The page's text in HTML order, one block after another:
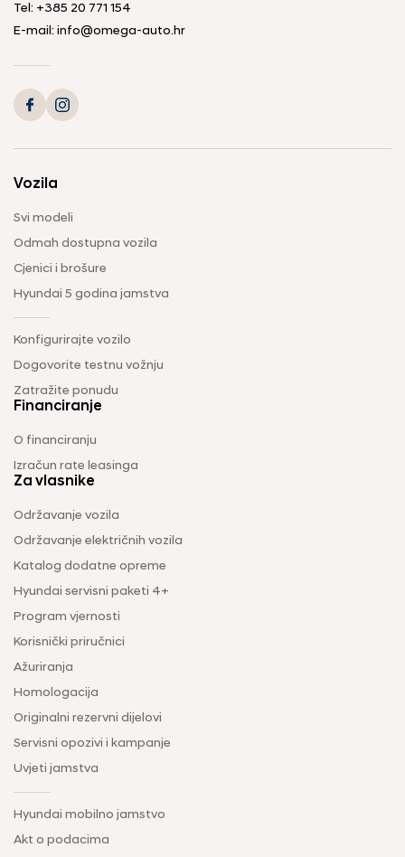
Tel: +385 20 771 154
E-mail: info@omega-auto.hr
Vozila
Svi modeli
Odmah dostupna vozila
Cjenici i brošure
Hyundai 5 godina jamstva
Konfigurirajte vozilo
Dogovorite testnu vožnju
Zatražite ponudu
Financiranje
O financiranju
Izračun rate leasinga
Za vlasnike
Održavanje vozila
Održavanje električnih vozila
Katalog dodatne opreme
Hyundai servisni paketi 4+
Program vjernosti
Korisnički priručnici
Ažuriranja
Homologacija
Originalni rezervni dijelovi
Servisni opozivi i kampanje
Uvjeti jamstva
Hyundai mobilno jamstvo
Akt o podacima